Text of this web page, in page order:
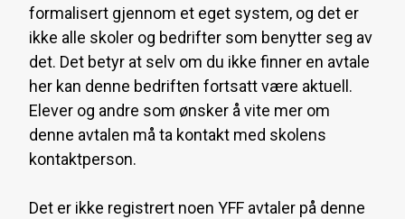
formalisert gjennom et eget system, og det er
ikke alle skoler og bedrifter som benytter seg av
det. Det betyr at selv om du ikke finner en avtale
her kan denne bedriften fortsatt være aktuell.
Elever og andre som ønsker å vite mer om
denne avtalen må ta kontakt med skolens
kontaktperson.
Det er ikke registrert noen YFF avtaler på denne